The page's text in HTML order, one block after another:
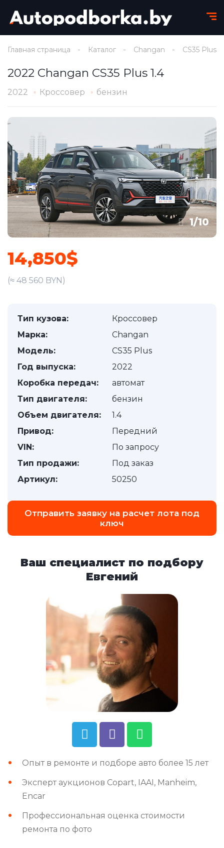
Главная страница Каталог Changan CS35 Plus
2022 Changan CS35 Plus 1.4
2022 Кроссовер бензин
1/10
14,850$
(≈ 48 560 BYN)
Тип кузова:
Кроссовер
Марка:
Changan
Модель:
CS35 Plus
Год выпуска:
2022
Коробка передач:
автомат
Тип двигателя:
бензин
Объем двигателя:
1.4
Привод:
Передний
VIN:
По запросу
Тип продажи:
Под заказ
Артикул:
50250
Отправить заявку на расчет лота под
ключ
Ваш специалист по подбору
Евгений
Опыт в ремонте и подборе авто более 15 лет
Эксперт аукционов Copart, IAAI, Manheim,
Encar
Профессиональная оценка стоимости
ремонта по фото